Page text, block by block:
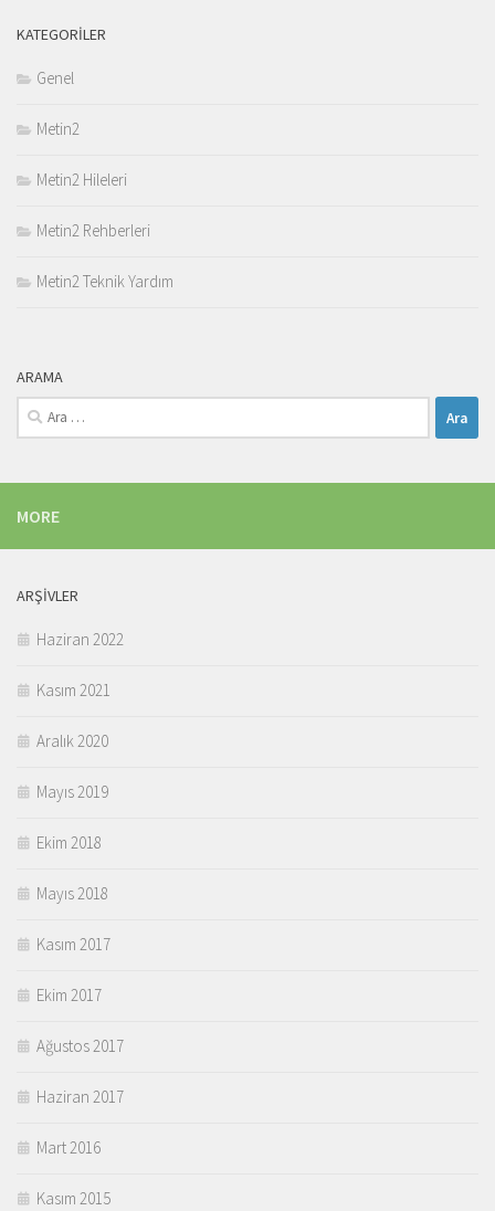
KATEGORILER
Genel
Metin2
Metin2 Hileleri
Metin2 Rehberleri
Metin2 Teknik Yardım
ARAMA
Arama:
MORE
ARŞIVLER
Haziran 2022
Kasım 2021
Aralık 2020
Mayıs 2019
Ekim 2018
Mayıs 2018
Kasım 2017
Ekim 2017
Ağustos 2017
Haziran 2017
Mart 2016
Kasım 2015